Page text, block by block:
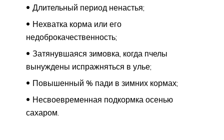
Длительный период ненастья;
Нехватка корма или его
недоброкачественность;
Затянувшаяся зимовка, когда пчелы
вынуждены испражняться в улье;
Повышенный % пади в зимних кормах;
Несвоевременная подкормка осенью
сахаром.